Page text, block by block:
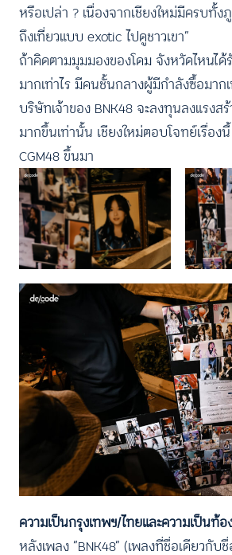
หรือเปล่า ? เนื่องจากเชียงใหม่มีครบทั้ง
ถึงเที่ยวแบบ exotic ไปดูชาวเขา”
ถ้าคิดตามมุมมองของโดม จังหวัดไหนไ
มากเท่าไร มีคนชั้นกลางผู้มีกำลังซื้อมาก
บริษัทเจ้าของ BNK48 จะลงทุนลงแรงส
มากขึ้นเท่านั้น เชียงใหม่ตอบโจทย์เรื่อง
CGM48 ขึ้นมา
ความเป็นกรุงเทพฯ/ไทยและความเป็นท้
หลังเพลง “BNK48” (เพลงที่ชื่อเดียวกับ